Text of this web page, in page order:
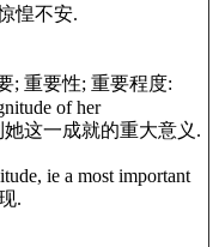
惶不安.
; 重要性; 重要程度:
of her
她这一成就的重大意义.
ie a most important
.